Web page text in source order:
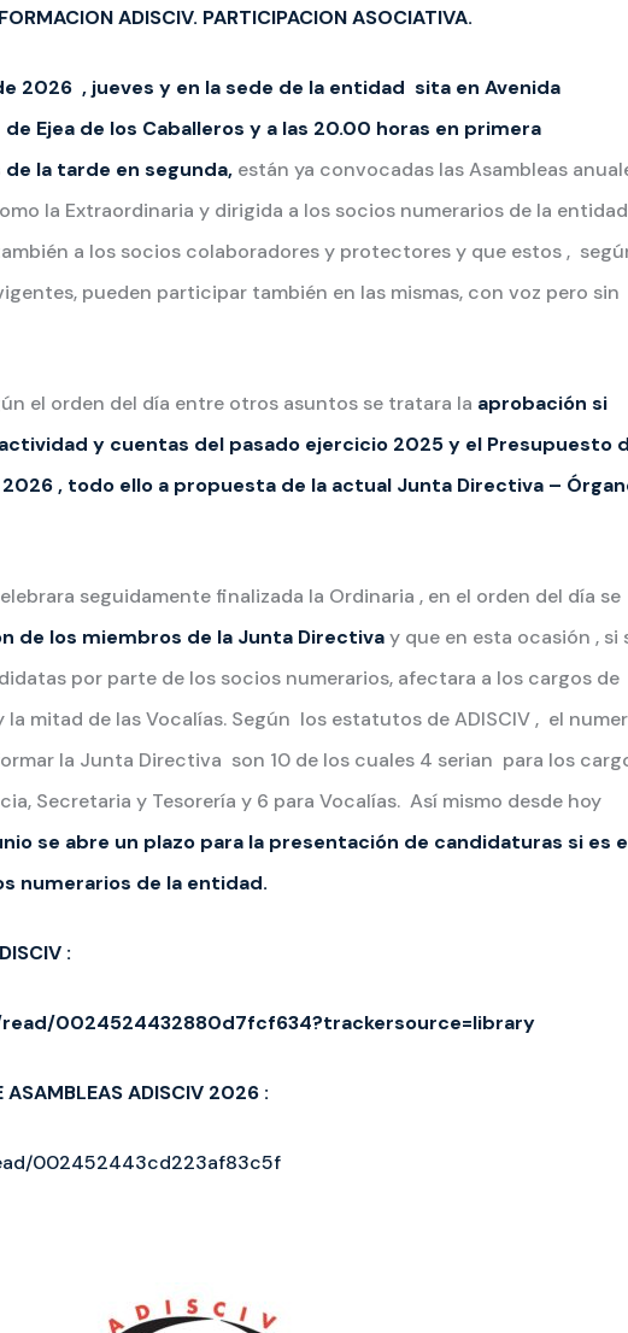
ADISCIV. PARTICIPACION ASOCIATIVA.
2026 , jueves y en la sede de la entidad sita en Avenida
Ejea de los Caballeros y a las 20.00 horas en primera
la tarde en segunda, están ya convocadas las Asambleas
la Extraordinaria y dirigida a los socios numerarios de la entidad
a los socios colaboradores y protectores y que estos ,
pueden participar también en las mismas, con voz pero sin
el orden del día entre otros asuntos se tratara la aprobación si
y cuentas del pasado ejercicio 2025 y el Presupuesto
, todo ello a propuesta de la actual Junta Directiva –
seguidamente finalizada la Ordinaria , en el orden del día se
de los miembros de la Junta Directivay que en esta ocasión , si
por parte de los socios numerarios, afectara a los cargos de
mitad de las Vocalías. Según los estatutos de ADISCIV , el
la Junta Directiva son 10 de los cuales 4 serian para los
Secretaria y Tesorería y 6 para Vocalías. Así mismo desde hoy
se abre un plazo para la presentación de candidaturas si es
numerarios de la entidad.
:
0024524432880d7fcf634?trackersource=library
ASAMBLEAS ADISCIV 2026 :
002452443cd223af83c5f